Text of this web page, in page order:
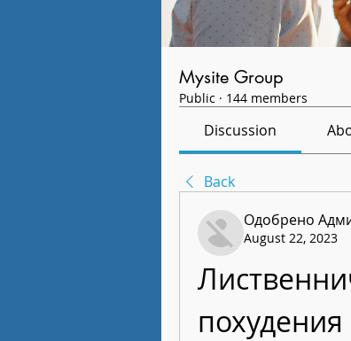
Mysite Group
Public · 144 members
Discussion
Back
Одобрено
August 22, 2023